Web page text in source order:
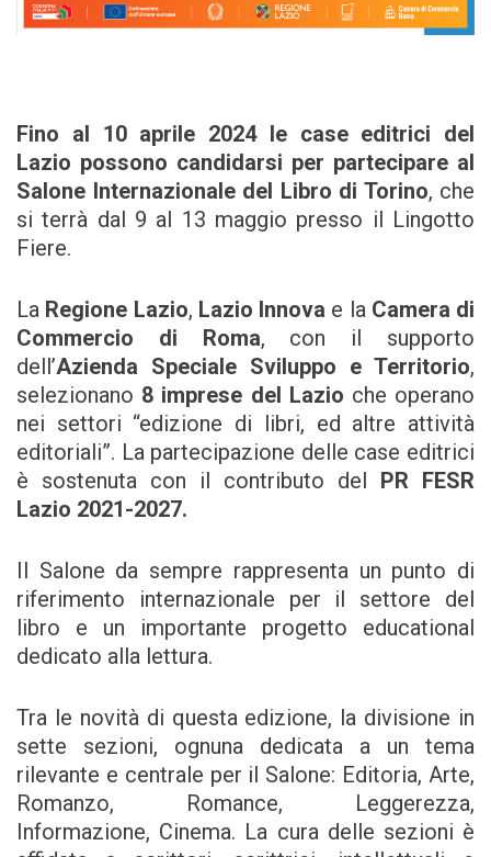
Fino al 10 aprile 2024 le case editrici del
Lazio possono candidarsi per partecipare al
Salone Internazionale del Libro di Torino, che
si terrà dal 9 al 13 maggio presso il Lingotto
Fiere.
La Regione Lazio, Lazio Innova e la Camera di
Commercio di Roma, con il supporto
dell’Azienda Speciale Sviluppo e Territorio,
selezionano 8 imprese del Lazio che operano
nei settori “edizione di libri, ed altre attività
editoriali”. La partecipazione delle case editrici
è sostenuta con il contributo del
PR FESR
Lazio 2021-2027.
Il Salone da sempre rappresenta un punto di
riferimento internazionale per il settore del
libro e un importante progetto educational
dedicato alla lettura.
Tra le novità di questa edizione, la divisione in
sette sezioni, ognuna dedicata a un tema
rilevante e centrale per il Salone: Editoria, Arte,
Romanzo, Romance, Leggerezza,
Informazione, Cinema. La cura delle sezioni è